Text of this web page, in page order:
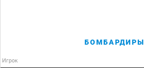
БОМБАРДИРЫ
Игрок